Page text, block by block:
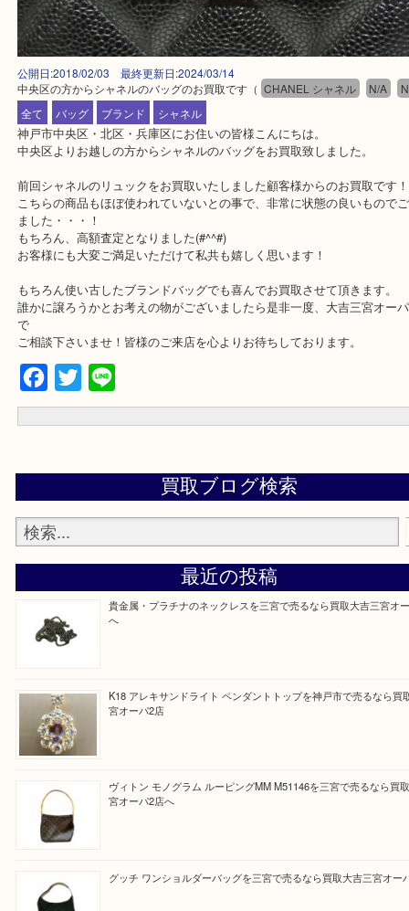
公開日:2018/02/03 最終更新日:2024/03/14
中央区の方からシャネルのバッグのお買取です （ CHANEL シャネル
全て バッグ ブランド シャネル
神戸市中央区・北区・兵庫区にお住いの皆様こんにちは。
前回シャネルのリュックをお買取いたしました顧客様からのお買取
こちらの商品もほぼ使われていないとの事で、非常に状態の良いも
ました・・・！
もちろん、高額査定となりました(#^^#)
お客様にも大変ご満足いただけて私共も嬉しく思います！
もちろん使い古したブランドバッグでも喜んでお買取させて頂きま
ご相談下さいませ！皆様のご来店を心よりお待ちしております。
Facebook
Twitter
Line
へ
宮オーパ2店